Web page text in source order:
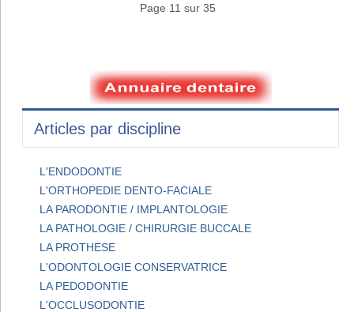
Page 11 sur 35
Articles par discipline
L'ENDODONTIE
L'ORTHOPEDIE DENTO-FACIALE
LA PARODONTIE / IMPLANTOLOGIE
LA PATHOLOGIE / CHIRURGIE BUCCALE
LA PROTHESE
L'ODONTOLOGIE CONSERVATRICE
LA PEDODONTIE
L'OCCLUSODONTIE